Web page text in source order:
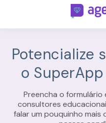
Potencialize
o
Preencha o formulário
consultores
falar um pouquinho mais